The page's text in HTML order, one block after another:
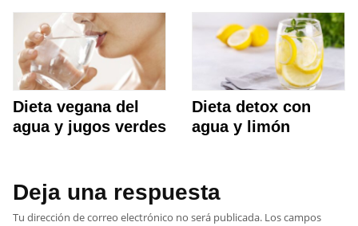
Dieta vegana del
agua y jugos verdes
Dieta detox con
agua y limón
Deja una respuesta
Tu dirección de correo electrónico no será publicada. Los campos